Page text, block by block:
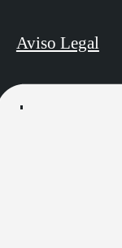
Aviso Legal